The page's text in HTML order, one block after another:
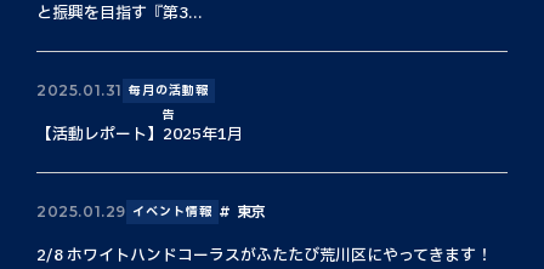
と振興を目指す『第3...
2025.01.31 毎月の活動報
告
【活動レポート】2025年1月
2025.01.29 イベント情報 東京
2/8 ホワイトハンドコーラスがふたたび荒川区にやってきます！